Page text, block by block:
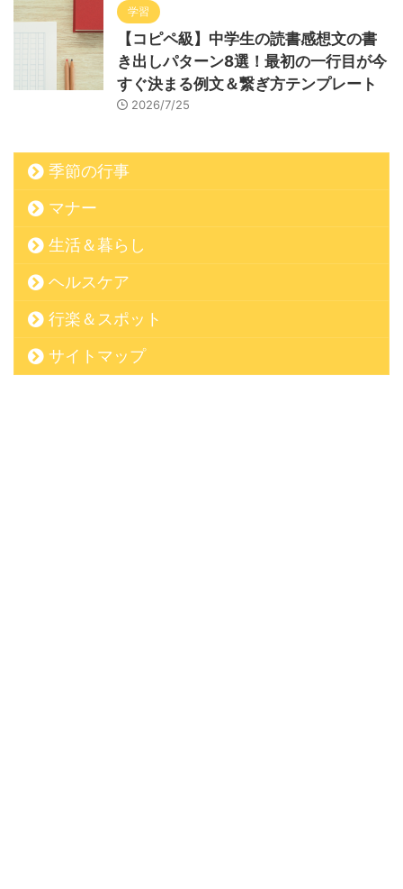
学習
【コピペ級】中学生の読書感想文の書
き出しパターン8選！最初の一行目が今
すぐ決まる例文＆繋ぎ方テンプレート
2026/7/25
季節の行事
マナー
生活＆暮らし
ヘルスケア
行楽＆スポット
サイトマップ